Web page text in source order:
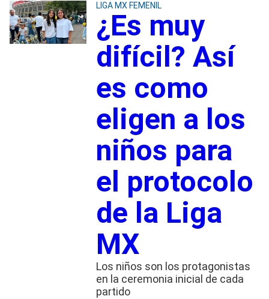
LIGA MX FEMENIL
¿Es muy
difícil? Así
es como
eligen a los
niños para
el protocolo
de la Liga
MX
Los niños son los protagonistas
en la ceremonia inicial de cada
partido